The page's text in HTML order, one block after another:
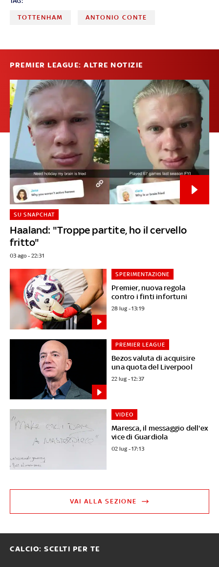
TOTTENHAM ANTONIO CONTE
PREMIER LEAGUE: ALTRE NOTIZIE
Haaland: "Troppe partite, ho il cervello
fritto"
SU SNAPCHAT
03 ago - 22:31
Premier, nuova regola
contro i finti infortuni
SPERIMENTAZIONE
28 lug - 13:19
Bezos valuta di acquisire
una quota del Liverpool
PREMIER LEAGUE
22 lug - 12:37
Maresca, il messaggio dell'ex
vice di Guardiola
VIDEO
02 lug - 17:13
VAI ALLA SEZIONE
CALCIO: SCELTI PER TE